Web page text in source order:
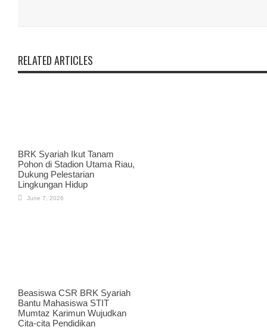
RELATED ARTICLES
BRK Syariah Ikut Tanam
Pohon di Stadion Utama Riau,
Dukung Pelestarian
Lingkungan Hidup
June 7, 2026
Beasiswa CSR BRK Syariah
Bantu Mahasiswa STIT
Mumtaz Karimun Wujudkan
Cita-cita Pendidikan